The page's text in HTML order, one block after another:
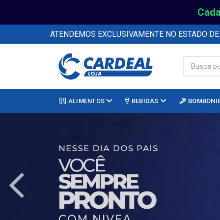
ATENDEMOS EXCLUSIVAMENTE NO ESTADO
ALIMENTOS BEBIDAS